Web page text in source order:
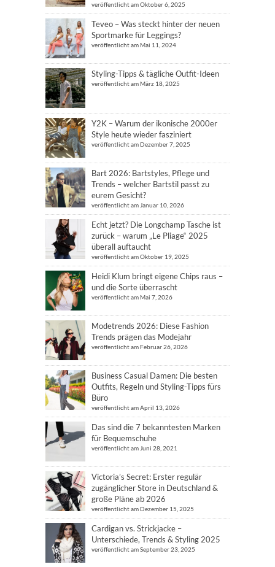
veröffentlicht am Oktober 6, 2025
Teveo – Was steckt hinter der neuen
Sportmarke für Leggings?
veröffentlicht am Mai 11, 2024
Styling-Tipps & tägliche Outfit-Ideen
veröffentlicht am März 18, 2025
Y2K – Warum der ikonische 2000er
Style heute wieder fasziniert
veröffentlicht am Dezember 7, 2025
Bart 2026: Bartstyles, Pflege und
Trends – welcher Bartstil passt zu
eurem Gesicht?
veröffentlicht am Januar 10, 2026
Echt jetzt? Die Longchamp Tasche ist
zurück – warum „Le Pliage“ 2025
überall auftaucht
veröffentlicht am Oktober 19, 2025
Heidi Klum bringt eigene Chips raus –
und die Sorte überrascht
veröffentlicht am Mai 7, 2026
Modetrends 2026: Diese Fashion
Trends prägen das Modejahr
veröffentlicht am Februar 26, 2026
Business Casual Damen: Die besten
Outfits, Regeln und Styling-Tipps fürs
Büro
veröffentlicht am April 13, 2026
Das sind die 7 bekanntesten Marken
für Bequemschuhe
veröffentlicht am Juni 28, 2021
Victoria’s Secret: Erster regulär
zugänglicher Store in Deutschland &
große Pläne ab 2026
veröffentlicht am Dezember 15, 2025
Cardigan vs. Strickjacke –
Unterschiede, Trends & Styling 2025
veröffentlicht am September 23, 2025